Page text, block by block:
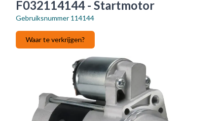
F032114144 - Startmotor
Gebruiksnummer 114144
Waar te verkrijgen?